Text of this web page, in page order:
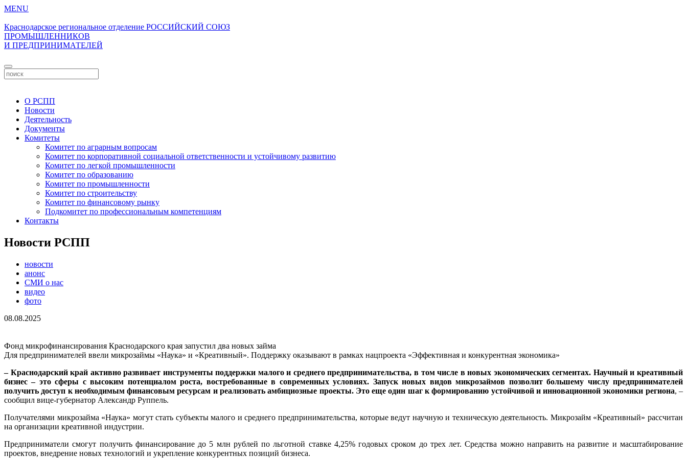
MENU
Краснодарское региональное отделение РОССИЙСКИЙ СОЮЗ
ПРОМЫШЛЕННИКОВ
И ПРЕДПРИНИМАТЕЛЕЙ
О РСПП
Новости
Деятельность
Документы
Комитеты
Комитет по аграрным вопросам
Комитет по корпоративной социальной ответственности и устойчивому развитию
Комитет по легкой промышленности
Комитет по образованию
Комитет по промышленности
Комитет по строительству
Комитет по финансовому рынку
Подкомитет по профессиональным компетенциям
Контакты
Новости РСПП
новости
анонс
СМИ о нас
видео
фото
08.08.2025
Фонд микрофинансирования Краснодарского края запустил два новых займа
Для предпринимателей ввели микрозаймы «Наука» и «Креативный». Поддержку оказывают в рамках нацпроекта «Эффективная и конкурентная экономика»
– Краснодарский край активно развивает инструменты поддержки малого и среднего предпринимательства, в том числе в новых экономических сегментах. Научный и креативный
бизнес – это сферы с высоким потенциалом роста, востребованные в современных условиях. Запуск новых видов микрозаймов позволит большему числу предпринимателей
получить доступ к необходимым финансовым ресурсам и реализовать амбициозные проекты. Это еще один шаг к формированию устойчивой и инновационной экономики региона, –
сообщил вице-губернатор Александр Руппель.
Получателями микрозайма «Наука» могут стать субъекты малого и среднего предпринимательства, которые ведут научную и техническую деятельность. Микрозайм «Креативный» рассчитан
на организации креативной индустрии.
Предприниматели смогут получить финансирование до 5 млн рублей по льготной ставке 4,25% годовых сроком до трех лет. Средства можно направить на развитие и масштабирование
проектов, внедрение новых технологий и укрепление конкурентных позиций бизнеса.